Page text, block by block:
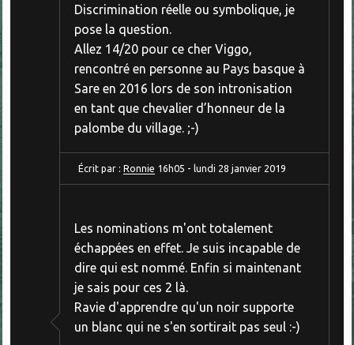
Discrimination réelle ou symbolique, je
pose la question.
Allez 14/20 pour ce cher Viggo,
rencontré en personne au Pays basque à
Sare en 2016 lors de son intronisation
en tant que chevalier d’honneur de la
palombe du village. ;-)
Écrit par :Ronnie 16h05 - lundi 28 janvier 2019
Les nominations m'ont totalement
échappées en effet. Je suis incapable de
dire qui est nommé. Enfin si maintenant
je sais pour ces 2 là.
Ravie d'apprendre qu'un noir supporte
un blanc qui ne s'en sortirait pas seul :-)